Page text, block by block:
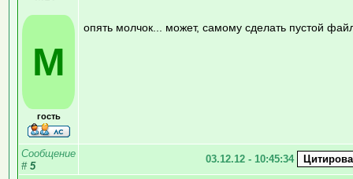
М
гость
опять молчок... может, самому сделать пустой
Сообщение
# 5
03.12.12 - 10:45:34